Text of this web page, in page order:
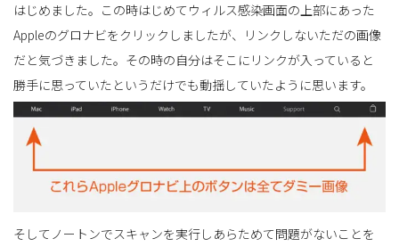
はじめました。この時はじめてウィルス感染画面の上部にあった
Appleのグロナビをクリックしましたが、リンクしないただの画像
だと気づきました。その時の自分はそこにリンクが入っていると
勝手に思っていたというだけでも動揺していたように思います。
そしてノートンでスキャンを実行しあらためて問題がないことを